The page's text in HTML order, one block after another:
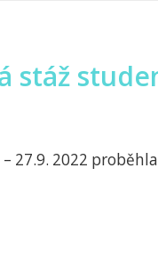
stáž
– 27.9. 2022